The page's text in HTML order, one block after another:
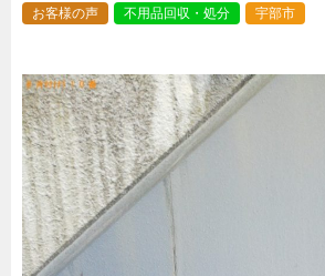
お客様の声
不用品回収・処分 宇部市